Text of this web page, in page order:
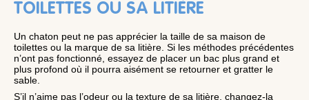
TOILETTES OU SA LITIÈRE
Un chaton peut ne pas apprécier la taille de sa maison de
toilettes ou la marque de sa litière. Si les méthodes précédentes
n’ont pas fonctionné, essayez de placer un bac plus grand et
plus profond où il pourra aisément se retourner et gratter le
sable.
S’il n’aime pas l’odeur ou la texture de sa litière, changez-la